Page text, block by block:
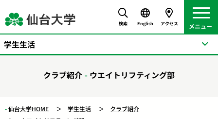
検索 English アクセス
クラブ紹介 ウエイトリフティング部
仙台大学HOME 学生生活
クラブ紹介
学生生活